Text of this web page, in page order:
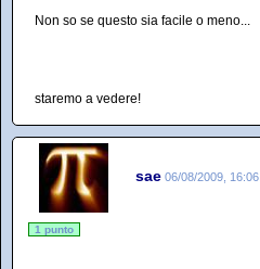
Non so se questo sia facile o meno...
staremo a vedere!
sae 06/08/2009, 16:06
1 punto